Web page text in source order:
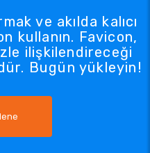
ve akılda kalıcı
kullanın. Favicon,
ilişkilendireceği
Bugün yükleyin!